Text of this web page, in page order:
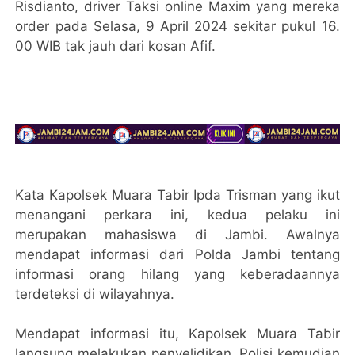
Risdianto, driver Taksi online Maxim yang mereka
order pada Selasa, 9 April 2024 sekitar pukul 16.
00 WIB tak jauh dari kosan Afif.
Kata Kapolsek Muara Tabir Ipda Trisman yang ikut
menangani perkara ini, kedua pelaku ini
merupakan mahasiswa di Jambi. Awalnya
mendapat informasi dari Polda Jambi tentang
informasi orang hilang yang keberadaannya
terdeteksi di wilayahnya.
Mendapat informasi itu, Kapolsek Muara Tabir